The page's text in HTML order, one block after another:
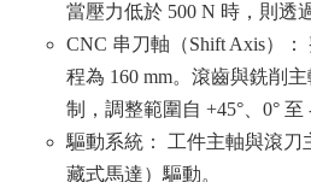
當壓力低於 500 N 時，則透
CNC 串刀軸（Shift Axis）
程為 160 mm。滾齒與銑削
制，調整範圍自 +45°、0° 至
驅動系統： 工件主軸與滾刀
藏式馬達）驅動。